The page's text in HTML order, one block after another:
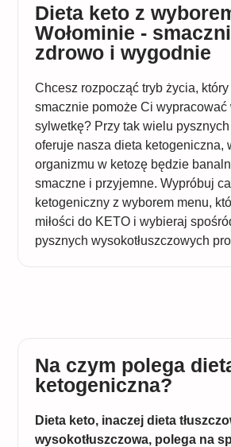
Dieta keto z
Wołominie -
zdrowo i wygodnie
Chcesz rozpocząć tryb życia,
smacznie pomoże Ci wypracować
sylwetkę? Przy tak wielu pysznych
oferuje nasza dieta ketogeniczna,
organizmu w ketozę będzie
smaczne i przyjemne. Wypróbuj
ketogeniczny z wyborem menu,
miłości do KETO i wybieraj
pysznych wysokotłuszczowych
Na czym polega
ketogeniczna?
Dieta keto, inaczej dieta
wysokotłuszczowa, polega na